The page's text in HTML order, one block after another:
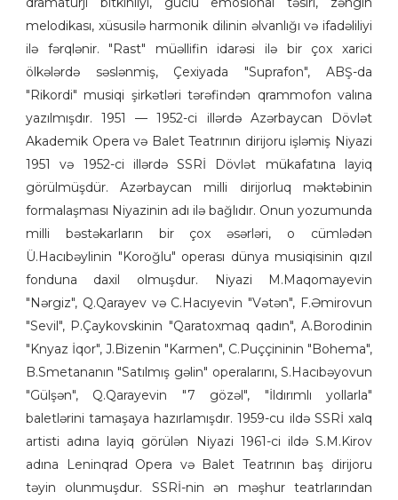
melodikası, xüsusilə harmonik dilinin əlvanlığı və ifadəliliyi
ilə fərqlənir. "Rast" müəllifin idarəsi ilə bir çox xarici
ölkələrdə səslənmiş, Çexiyada "Suprafon", ABŞ-da
"Rikordi" musiqi şirkətləri tərəfindən qrammofon valına
yazılmışdır. 1951 — 1952-ci illərdə Azərbaycan Dövlət
Akademik Opera və Balet Teatrının dirijoru işləmiş Niyazi
1951 və 1952-ci illərdə SSRİ Dövlət mükafatına layiq
görülmüşdür. Azərbaycan milli dirijorluq məktəbinin
formalaşması Niyazinin adı ilə bağlıdır. Onun yozumunda
milli bəstəkarların bir çox əsərləri, o cümlədən
Ü.Hacıbəylinin "Koroğlu" operası dünya musiqisinin qızıl
fonduna daxil olmuşdur. Niyazi M.Maqomayevin
"Nərgiz", Q.Qarayev və C.Hacıyevin "Vətən", F.Əmirovun
"Sevil", P.Çaykovskinin "Qaratoxmaq qadın", A.Borodinin
"Knyaz İqor", J.Bizenin "Karmen", C.Puççininin "Bohema",
B.Smetananın "Satılmış gəlin" operalarını, S.Hacıbəyovun
"Gülşən", Q.Qarayevin "7 gözəl", "İldırımlı yollarla"
baletlərini tamaşaya hazırlamışdır. 1959-cu ildə SSRİ xalq
artisti adına layiq görülən Niyazi 1961-ci ildə S.M.Kirov
adına Leninqrad Opera və Balet Teatrının baş dirijoru
təyin olunmuşdur. SSRİ-nin ən məşhur teatrlarından